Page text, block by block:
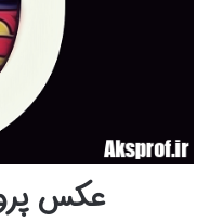
عکس